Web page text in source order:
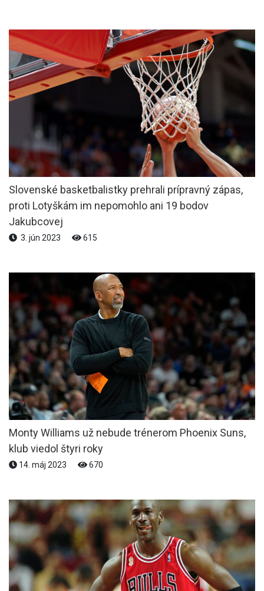
Slovenské basketbalistky prehrali prípravný zápas,
proti Lotyškám im nepomohlo ani 19 bodov
Jakubcovej
3. jún 2023 615
Monty Williams už nebude trénerom Phoenix Suns,
klub viedol štyri roky
14. máj 2023 670